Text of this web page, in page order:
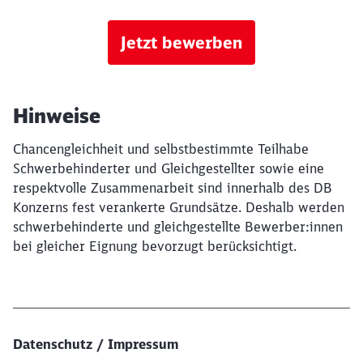
Jetzt bewerben
Hinweise
Chancengleichheit und selbstbestimmte Teilhabe
Schwerbehinderter und Gleichgestellter sowie eine
respektvolle Zusammenarbeit sind innerhalb des DB
Konzerns fest verankerte Grundsätze. Deshalb werden
schwerbehinderte und gleichgestellte Bewerber:innen
bei gleicher Eignung bevorzugt berücksichtigt.
Datenschutz / Impressum